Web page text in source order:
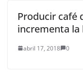
Producir café
incrementa la
abril 17, 2018 0